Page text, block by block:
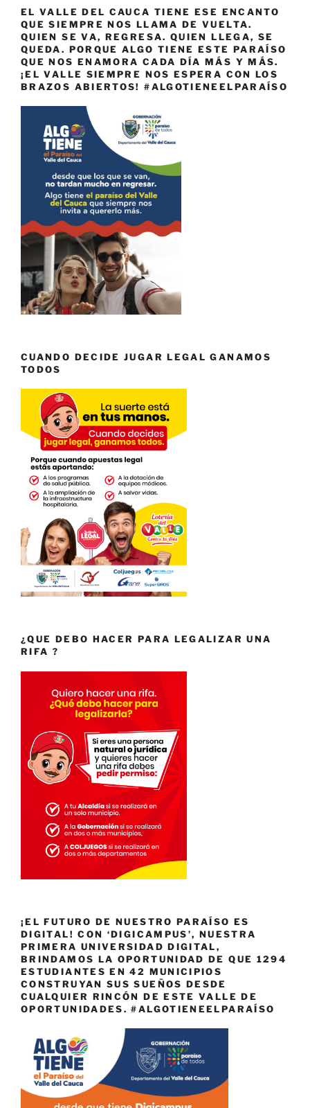
EL VALLE DEL CAUCA TIENE ESE ENCANTO
QUE SIEMPRE NOS LLAMA DE VUELTA.
QUIEN SE VA, REGRESA. QUIEN LLEGA, SE
QUEDA. PORQUE ALGO TIENE ESTE PARAÍSO
QUE NOS ENAMORA CADA DÍA MÁS Y MÁS.
¡EL VALLE SIEMPRE NOS ESPERA CON LOS
BRAZOS ABIERTOS! #ALGOTIENEELPARAÍSO
CUANDO DECIDE JUGAR LEGAL GANAMOS
TODOS
¿QUE DEBO HACER PARA LEGALIZAR UNA
RIFA ?
¡EL FUTURO DE NUESTRO PARAÍSO ES
DIGITAL! CON ‘DIGICAMPUS’, NUESTRA
PRIMERA UNIVERSIDAD DIGITAL,
BRINDAMOS LA OPORTUNIDAD DE QUE 1294
ESTUDIANTES EN 42 MUNICIPIOS
CONSTRUYAN SUS SUEÑOS DESDE
CUALQUIER RINCÓN DE ESTE VALLE DE
OPORTUNIDADES. #ALGOTIENEELPARAÍSO